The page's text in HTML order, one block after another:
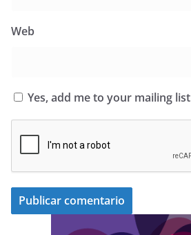
Web
Yes, add me to your mailing list